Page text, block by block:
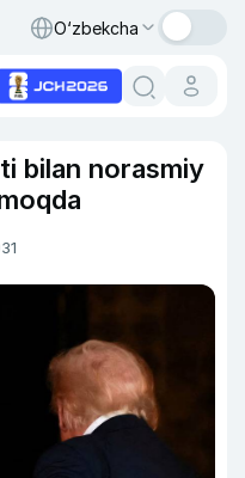
O‘zbekcha
bilan norasmiy